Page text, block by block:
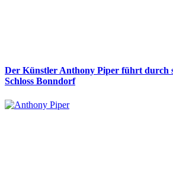
Der Künstler Anthony Piper führt durch
Schloss Bonndorf